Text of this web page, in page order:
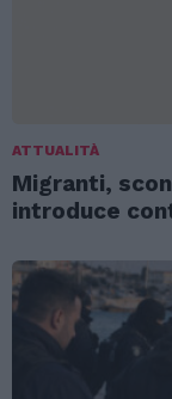
ATTUALITÀ
Migranti,
introduce